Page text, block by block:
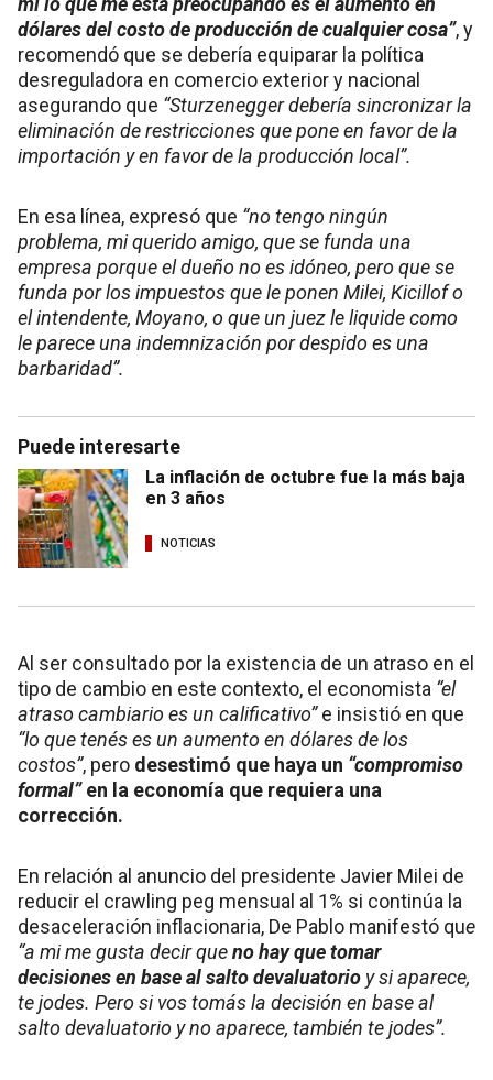
dólares del costo de producción de cualquier cosa”, y
recomendó que se debería equiparar la política
desreguladora en comercio exterior y nacional
asegurando que “Sturzenegger debería sincronizar la
eliminación de restricciones que pone en favor de la
importación y en favor de la producción local”.
En esa línea, expresó que “no tengo ningún
problema, mi querido amigo, que se funda una
empresa porque el dueño no es idóneo, pero que se
funda por los impuestos que le ponen Milei, Kicillof o
el intendente, Moyano, o que un juez le liquide como
le parece una indemnización por despido es una
barbaridad”.
Puede interesarte
La inflación de octubre fue la más baja
en 3 años
NOTICIAS
Al ser consultado por la existencia de un atraso en el
tipo de cambio en este contexto, el economista “el
atraso cambiario es un calificativo”e insistió en que
“lo que tenés es un aumento en dólares de los
costos”, pero desestimó que haya un “compromiso
formal”en la economía que requiera una
corrección.
En relación al anuncio del presidente Javier Milei de
reducir el crawling peg mensual al 1% si continúa la
desaceleración inflacionaria, De Pablo manifestó que
“a mi me gusta decir queno hay que tomar
decisiones en base al salto devaluatorio y si aparece,
te jodes. Pero si vos tomás la decisión en base al
salto devaluatorio y no aparece, también te jodes”.